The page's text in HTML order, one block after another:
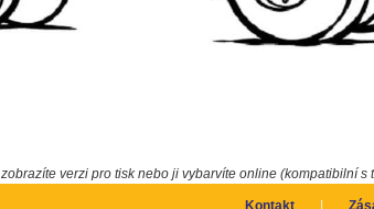
zobrazíte verzi pro tisk nebo ji vybarvíte online (kompatibilní s
Kontakt